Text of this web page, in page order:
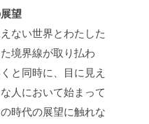
望
ない世界とわたした
境界線が取り払わ
と同時に、目に見え
人において始まって
時代の展望に触れな